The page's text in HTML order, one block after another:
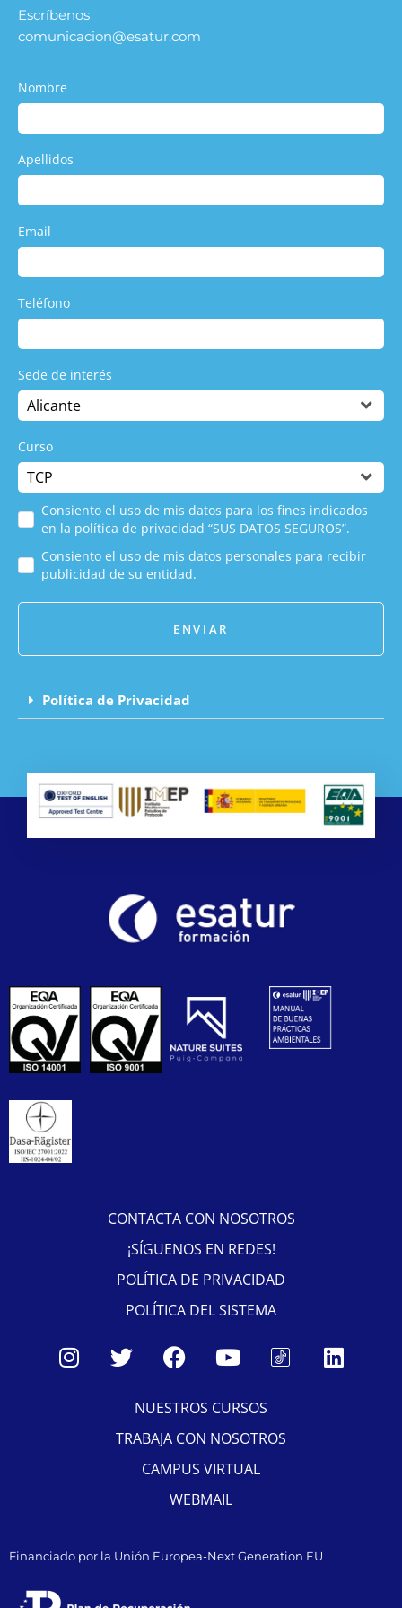
Escríbenos
comunicacion@esatur.com
Nombre
Apellidos
Email
Teléfono
Sede de interés
Curso
Consiento el uso de mis datos para los fines indicados
en la política de privacidad “SUS DATOS SEGUROS”.
Consiento el uso de mis datos personales para recibir
publicidad de su entidad.
ENVIAR
Política de Privacidad
CONTACTA CON NOSOTROS
¡SÍGUENOS EN REDES!
POLÍTICA DE PRIVACIDAD
POLÍTICA DEL SISTEMA
NUESTROS CURSOS
TRABAJA CON NOSOTROS
CAMPUS VIRTUAL
WEBMAIL
Financiado por la Unión Europea-Next Generation EU